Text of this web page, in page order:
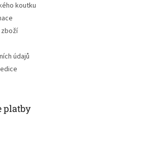
koutku
údajů
platby